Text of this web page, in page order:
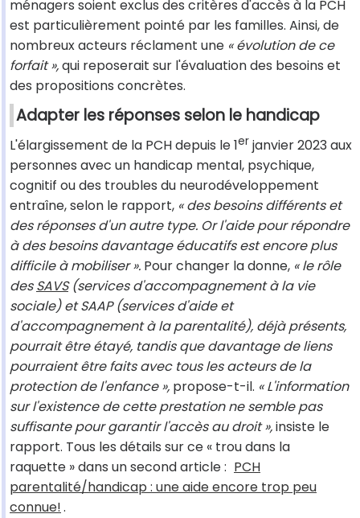
ménagers soient exclus des critères d'accès à la PCH
est particulièrement pointé par les familles. Ainsi, de
nombreux acteurs réclament une « évolution de ce
forfait »,qui reposerait sur l'évaluation des besoins et
des propositions concrètes.
Adapter les réponses selon le handicap
L'élargissement de la PCH depuis le 1er janvier 2023 aux
personnes avec un handicap mental, psychique,
cognitif ou des troubles du neurodéveloppement
entraîne, selon le rapport, « des besoins différents et
des réponses d'un autre type. Or l'aide pour répondre
à des besoins davantage éducatifs est encore plus
difficile à mobiliser ». Pour changer la donne, « le rôle
desSAVS(services d'accompagnement à la vie
sociale) et SAAP (services d'aide et
d'accompagnement à la parentalité), déjà présents,
pourrait être étayé, tandis que davantage de liens
pourraient être faits avec tous les acteurs de la
protection de l'enfance », propose-t-il. « L'information
sur l'existence de cette prestation ne semble pas
suffisante pour garantir l'accès au droit »,insiste le
rapport. Tous les détails sur ce « trou dans la
raquette » dans un second article : PCH
parentalité/handicap : une aide encore trop peu
connue!.